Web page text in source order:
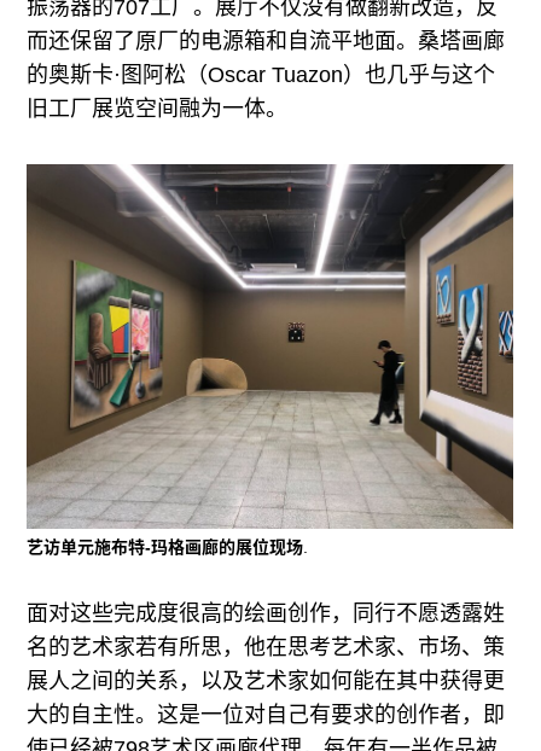
振荡器的707工厂。展厅不仅没有做翻新改造，反
而还保留了原厂的电源箱和自流平地面。桑塔画廊
的奥斯卡·图阿松（Oscar Tuazon）也几乎与这个
旧工厂展览空间融为一体。
艺访单元施布特-玛格画廊的展位现场
面对这些完成度很高的绘画创作，同行不愿透露姓
名的艺术家若有所思，他在思考艺术家、市场、策
展人之间的关系，以及艺术家如何能在其中获得更
大的自主性。这是一位对自己有要求的创作者，即